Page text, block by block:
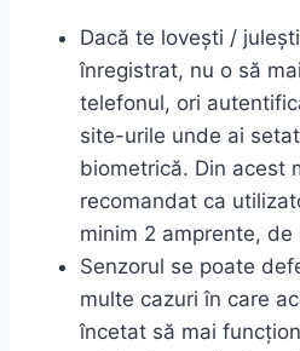
Dacă te lovești /
înregistrat, nu o să
telefonul, ori
site-urile unde ai
biometrică. Din acest
recomandat ca
minim 2 amprente,
Senzorul se poate
multe cazuri în care
încetat să mai